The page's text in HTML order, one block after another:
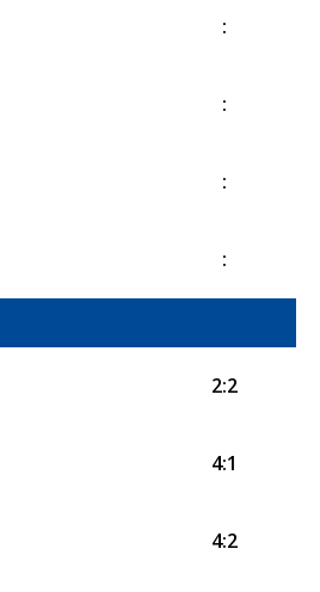
:
:
:
:
2:2
4:1
4:2